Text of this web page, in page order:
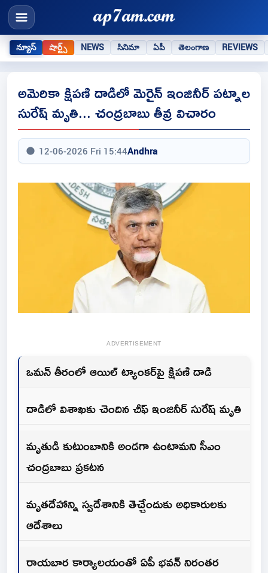
న్యూస్ షార్ట్స్ NEWS సినిమా ఏపీ తెలంగాణ REVIEWS
అమెరికా క్షిపణి దాడిలో మెరైన్ ఇంజినీర్ పట్నాల
సురేష్‌ మృతి... చంద్రబాబు తీవ్ర విచారం
12-06-2026 Fri 15:44Andhra
ADVERTISEMENT
ఒమన్ తీరంలో ఆయిల్ ట్యాంకర్‌పై క్షిపణి దాడి
దాడిలో విశాఖకు చెందిన చీఫ్ ఇంజినీర్ సురేష్ మృతి
మృతుడి కుటుంబానికి అండగా ఉంటామని సీఎం
చంద్రబాబు ప్రకటన
మృతదేహాన్ని స్వదేశానికి తెచ్చేందుకు అధికారులకు
ఆదేశాలు
రాయబార కార్యాలయంతో ఏపీ భవన్ నిరంతర